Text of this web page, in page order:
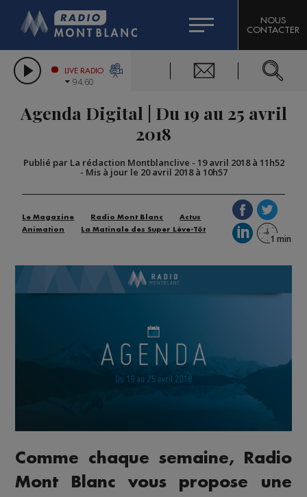
LES CHRONIQUES DE L'EXPERT
CITIZEN MACHINERY
GRAND MASSIF DOMAINES SKIABLES
BIGARD
COMPAGNIE DU MONT-BLANC
NOUS
CONTACTER
LIVE RADIO
94.60
Agenda Digital | Du 19 au 25 avril
2018
Publié par La rédaction Montblanclive - 19 avril 2018 à 11h52
- Mis à jour le 20 avril 2018 à 10h57
Le Magazine Radio Mont Blanc
Actus
Animation
La Matinale des Super Lève-Tôt
Comme chaque semaine, Radio
Mont Blanc vous propose une